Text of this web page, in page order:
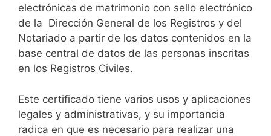
electrónicas de matrimonio con sello electrónico
de la Dirección General de los Registros y del
Notariado a partir de los datos contenidos en la
base central de datos de las personas inscritas
en los Registros Civiles.
Este certificado tiene varios usos y aplicaciones
legales y administrativas, y su importancia
radica en que es necesario para realizar una